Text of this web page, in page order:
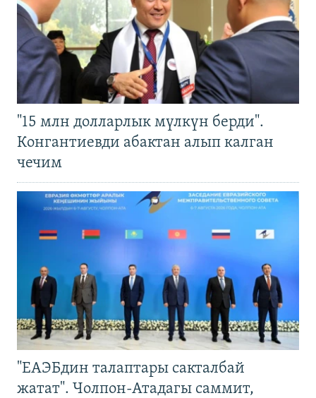
"15 млн долларлык мүлкүн берди".
Конгантиевди абактан алып калган
чечим
"ЕАЭБдин талаптары сакталбай
жатат". Чолпон-Атадагы саммит,